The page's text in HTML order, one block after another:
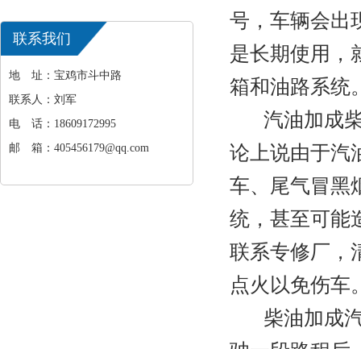
联系我们
地 址：宝鸡市斗中路
联系人：刘军
电 话：18609172995
邮 箱：405456179@qq.com
号，车辆会出
是长期使用，
箱和油路系统
汽油加成柴
论上说由于汽
车、尾气冒黑
统，甚至可能
联系专修厂，
点火以免伤车
柴油加成汽